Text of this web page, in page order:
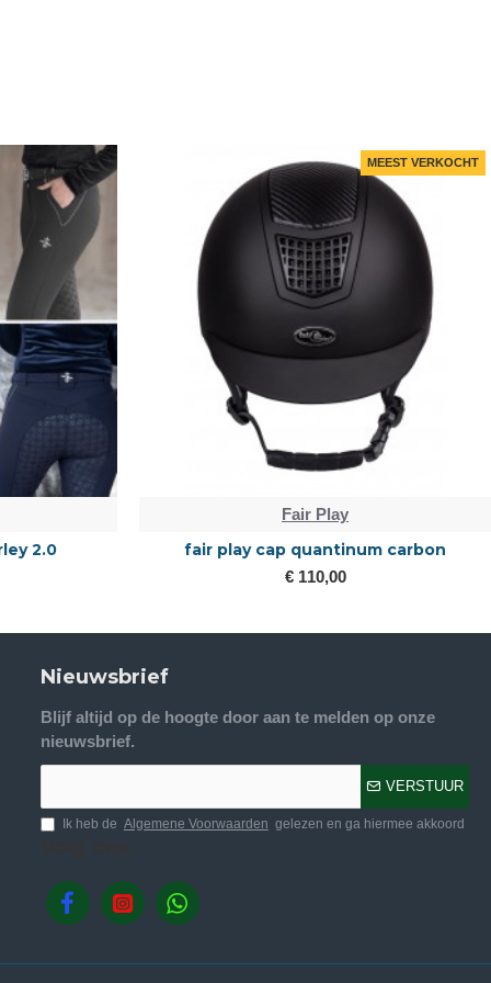
MEEST VERKOCHT
Rose polo
Fair Play
Fair Play quantinum w.v Spotlight matt
€ 189,95
Nieuwsbrief
Blijf altijd op de hoogte door aan te melden op onze
nieuwsbrief.
VERSTUUR
Ik heb de Algemene Voorwaarden gelezen en ga hiermee akkoord